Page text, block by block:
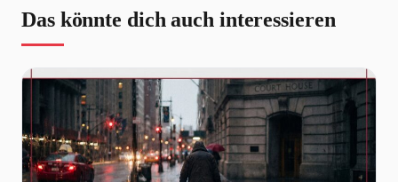
Das könnte dich auch interessieren